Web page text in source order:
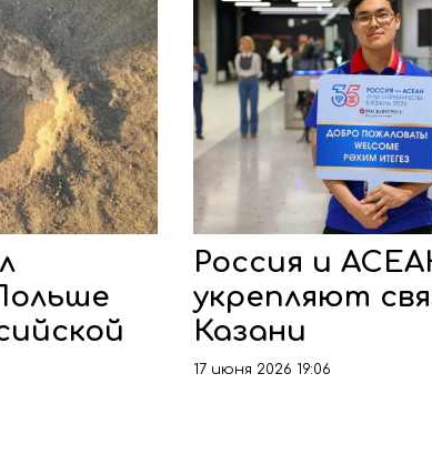
Россия и
укрепляют
Казани
17 июня 2026 19:06